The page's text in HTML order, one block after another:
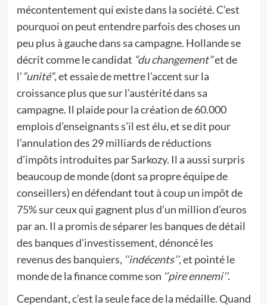
mécontentement qui existe dans la société. C’est
pourquoi on peut entendre parfois des choses un
peu plus à gauche dans sa campagne. Hollande se
décrit comme le candidat “du changement”et de
l’”unité”, et essaie de mettre l’accent sur la
croissance plus que sur l’austérité dans sa
campagne. Il plaide pour la création de 60.000
emplois d’enseignants s’il est élu, et se dit pour
l’annulation des 29 milliards de réductions
d’impôts introduites par Sarkozy. Il a aussi surpris
beaucoup de monde (dont sa propre équipe de
conseillers) en défendant tout à coup un impôt de
75% sur ceux qui gagnent plus d’un million d’euros
par an. Il a promis de séparer les banques de détail
des banques d’investissement, dénoncé les
revenus des banquiers, ‘‘indécents’’, et pointé le
monde de la finance comme son ‘‘pire ennemi’’.
Cependant, c’est la seule face de la médaille. Quand